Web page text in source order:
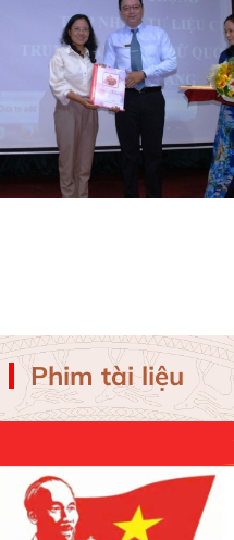
Phim tài liệu